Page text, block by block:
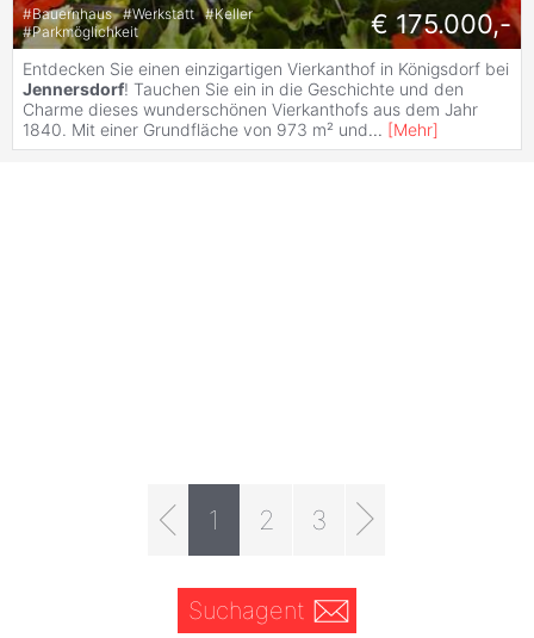
#Bauernhaus #Werkstatt #Keller
#Parkmöglichkeit € 175.000,-
Entdecken Sie einen einzigartigen Vierkanthof in Königsdorf bei
Jennersdorf! Tauchen Sie ein in die Geschichte und den
Charme dieses wunderschönen Vierkanthofs aus dem Jahr
1840. Mit einer Grundfläche von 973 m² und... [Mehr]
1 2 3
Suchagent